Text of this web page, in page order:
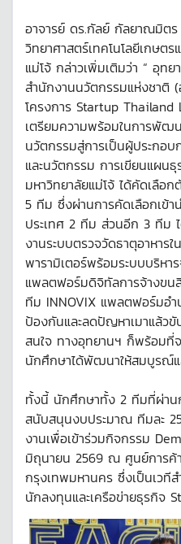
อาจารย์ ดร.กัลย์ กัลยาณมิต
วิทยาศาสตร์เทคโนโลยีเกษต
แม่โจ้ กล่าวเพิ่มเติมว่า “ อุท
สำนักงานนวัตกรรมแห่งชาติ
โครงการ Startup Thailand
เตรียมความพร้อมในการพัฒ
นวัตกรรมสู่การเป็นผู้ประกอบ
และนวัตกรรม การเขียนแผน
มหาวิทยาลัยแม่โจ้ ได้คัดเลือ
5 ทีม ซึ่งผ่านการคัดเลือกเข้า
ประเทศ 2 ทีม ส่วนอีก 3 ทีม
งานระบบตรวจวัดธาตุอาหาร
พารามิเตอร์พร้อมระบบบริห
แพลตฟอร์มดิจิทัลการจ้างขน
ทีม INNOVIX แพลตฟอร์มอำ
ป้องกันและลดปัญหาเมาแล้ว
สนใจ ทางอุทยานฯ ก็พร้อมที่จ
นักศึกษาได้พัฒนาให้สมบูรณ์แ
ทั้งนี้ นักศึกษาทั้ง 2 ทีมที่ผ่าน
สนับสนุนงบประมาณ ทีมละ
งานเพื่อเข้าร่วมกิจกรรม
มิถุนายน 2569 ณ ศูนย์การค้
กรุงเทพมหานคร ซึ่งเป็นเวที
นักลงทุนและเครือข่ายธุรกิจ